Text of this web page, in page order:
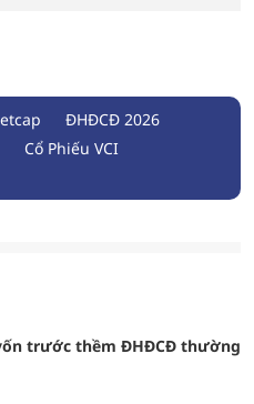
ĐHĐCĐ 2026
Cổ Phiếu VCI
trước thềm ĐHĐCĐ thường